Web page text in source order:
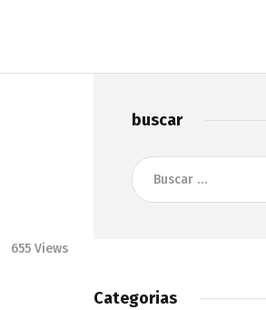
655 Views
buscar
Buscar:
Categorias